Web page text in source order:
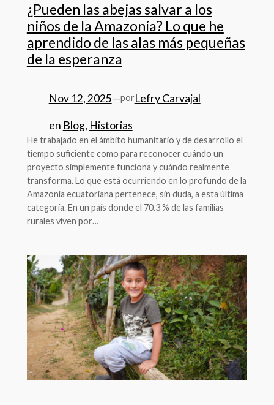
¿Pueden las abejas salvar a los
niños de la Amazonía? Lo que he
aprendido de las alas más pequeñas
de la esperanza
Nov 12, 2025—porLefry Carvajal
en Blog, Historias
He trabajado en el ámbito humanitario y de desarrollo el
tiempo suficiente como para reconocer cuándo un
proyecto simplemente funciona y cuándo realmente
transforma. Lo que está ocurriendo en lo profundo de la
Amazonía ecuatoriana pertenece, sin duda, a esta última
categoría. En un país donde el 70.3 % de las familias
rurales viven por…